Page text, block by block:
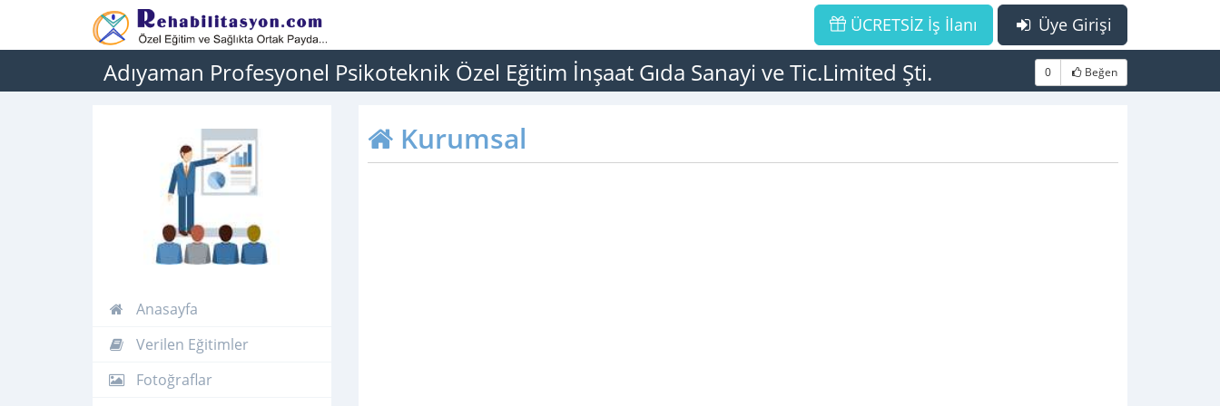
Üye Girişi
ÜCRETSİZ İş İlanı
Adıyaman Profesyonel Psikoteknik Özel Eğitim İnşaat Gıda Sanayi ve Tic.Limited Şti. 0 Beğen
Anasayfa
Verilen Eğitimler
Fotoğraflar
Kurumsal